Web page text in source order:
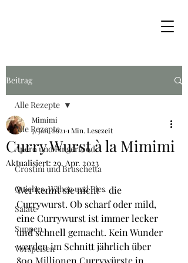
Beitrag
Alle Rezepte
Apéro und Fingerfood
Crostini und Bruschetta
Quiches, Wähen und Pies
Salate
Suppen
Vorspeisen
Alle Rezepte
Curry Wurst à la Mimimi
Mimimi
7. Jan. 2021 1 Min. Lesezeit
Aktualisiert: 29. Apr. 2023
Wer kennt sie nicht - die
Currywurst. Ob scharf oder mild,
eine Currywurst ist immer lecker
und schnell gemacht. Kein Wunder
werden im Schnitt jährlich über
800 Millionen Currywürste in